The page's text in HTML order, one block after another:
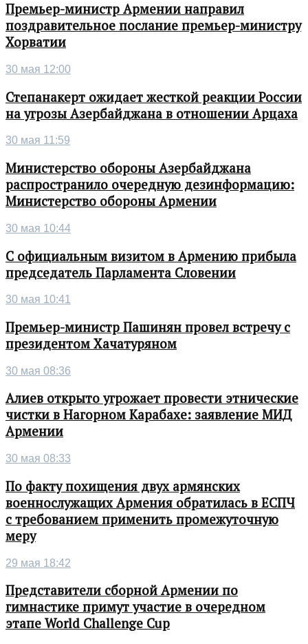
Премьер-министр Армении направил
поздравительное послание премьер-министру
Хорватии
30 мая 12:00
Степанакерт ожидает жесткой реакции России
на угрозы Азербайджана в отношении Арцаха
30 мая 11:59
Министерство обороны Азербайджана
распространило очередную дезинформацию:
Министерство обороны Армении
30 мая 10:44
С официальным визитом в Армению прибыла
председатель Парламента Словении
30 мая 10:41
Премьер-министр Пашинян провел встречу с
президентом Хачатуряном
30 мая 08:36
Алиев открыто угрожает провести этнические
чистки в Нагорном Карабахе: заявление МИД
Армении
30 мая 08:33
По факту похищения двух армянских
военнослужащих Армения обратилась в ЕСПЧ
с требованием применить промежуточную
меру
29 мая 18:42
Представители сборной Армении по
гимнастике примут участие в очередном
этапе World Challenge Cup